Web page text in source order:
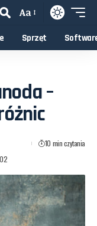
Aa
Sprzęt
–
10 min czytania